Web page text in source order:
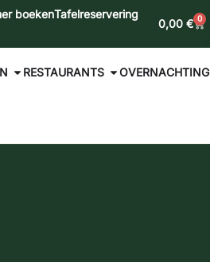
0,00€ 0
boekenTafelreservering
RESTAURANTS OVERNACHTING